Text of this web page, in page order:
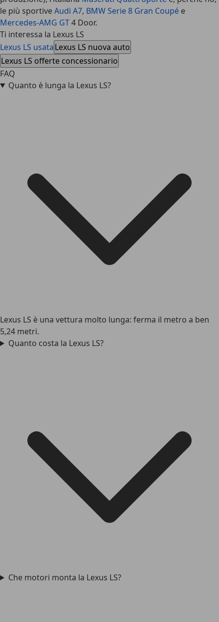
le più sportiveAudi A7, BMW Serie 8 Gran Coupé e
Mercedes-AMG GT4 Door.
Ti interessa la Lexus LS
Lexus LS usataLexus LS nuova auto
Lexus LS offerte concessionario
FAQ
Quanto è lunga la Lexus LS?
Lexus LS è una vettura molto lunga: ferma il metro a ben
5,24 metri.
Quanto costa la Lexus LS?
Che motori monta la Lexus LS?